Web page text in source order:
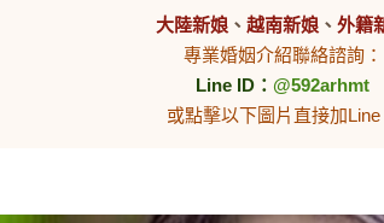
大陸新娘 、越南新娘 、外籍
專業婚姻介紹聯絡諮詢：
Line ID：@592arhmt
或點擊以下圖片直接加Line